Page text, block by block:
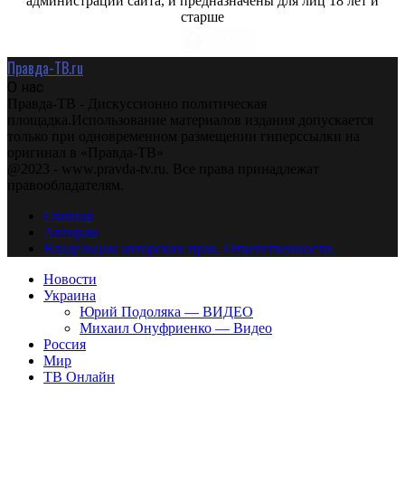
старше
Правда-ТВ.ru
О нас
Правда-ТВ - Дискуссионно политическая
площадка.Использование материалов издания допускается
только при одновременном размещении гиперссылки на
оригинал в «Правда-ТВ»
@2023 - www.pravda-tv.ru. Все права принадлежат
правообладателям.
Главная
Авторам
Владельцам авторских прав. Ответственности.
Новости
Украина
Юрий Подоляка — ВИДЕО
Михаил Онуфриенко — Видео
Россия
Мир
ТВ Онлайн